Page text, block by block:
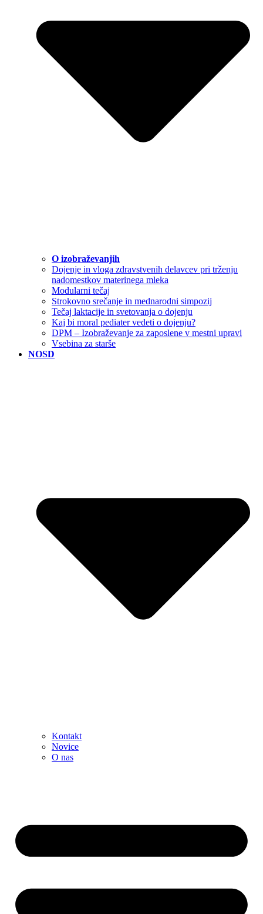
O izobraževanjih
Dojenje in vloga zdravstvenih delavcev pri trženju
nadomestkov materinega mleka
Modularni tečaj
Strokovno srečanje in mednarodni simpozij
Tečaj laktacije in svetovanja o dojenju
Kaj bi moral pediater vedeti o dojenju?
DPM – Izobraževanje za zaposlene v mestni upravi
Vsebina za starše
NOSD
Kontakt
Novice
O nas